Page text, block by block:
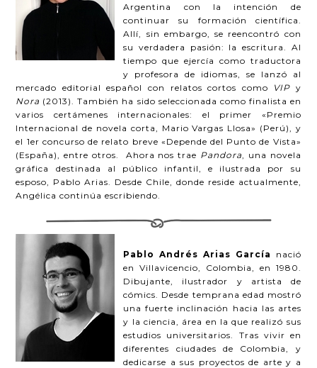
Argentina con la intención de
continuar su formación científica.
Allí, sin embargo, se reencontró con
su verdadera pasión: la escritura. Al
tiempo que ejercía como traductora
y profesora de idiomas, se lanzó al
mercado editorial español con relatos cortos como
VIP y
Nora (2013). También ha sido seleccionada como finalista en
varios certámenes internacionales: el primer «Premio
Internacional de novela corta, Mario Vargas Llosa» (Perú), y
el 1er concurso de relato breve «Depende del Punto de Vista»
(España), entre otros. Ahora nos trae Pandora , una novela
gráfica destinada al público infantil, e ilustrada por su
esposo, Pablo Arias. Desde Chile, donde reside actualmente,
Angélica continúa escribiendo.
Pablo Andrés Arias García
nació
en Villavicencio, Colombia, en 1980.
Dibujante, ilustrador y artista de
cómics. Desde temprana edad mostró
una fuerte inclinación hacia las artes
y la ciencia, área en la que realizó sus
estudios universitarios. Tras vivir en
diferentes ciudades de Colombia, y
dedicarse a sus proyectos de arte y a